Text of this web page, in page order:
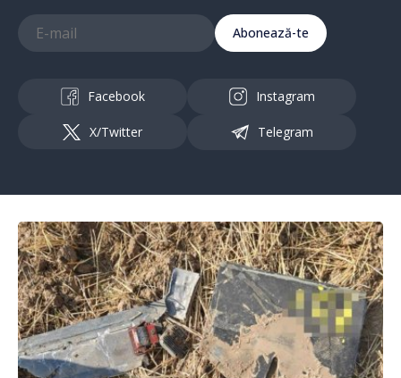
Abonează-te
Facebook Instagram
X/Twitter Telegram